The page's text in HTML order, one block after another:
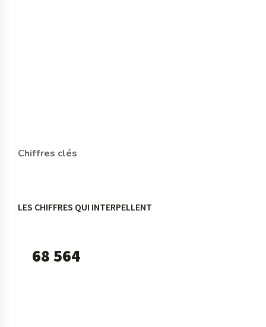
Chiffres clés
LES CHIFFRES QUI INTERPELLENT
68 564